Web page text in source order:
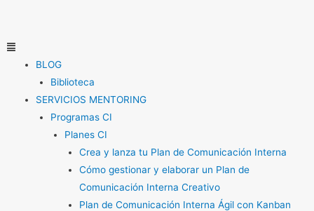
contenido
Menú
BLOG
Biblioteca
SERVICIOS MENTORING
Programas CI
Planes CI
Crea y lanza tu Plan de Comunicación Interna
Cómo gestionar y elaborar un Plan de
Comunicación Interna Creativo
Plan de Comunicación Interna Ágil con Kanban